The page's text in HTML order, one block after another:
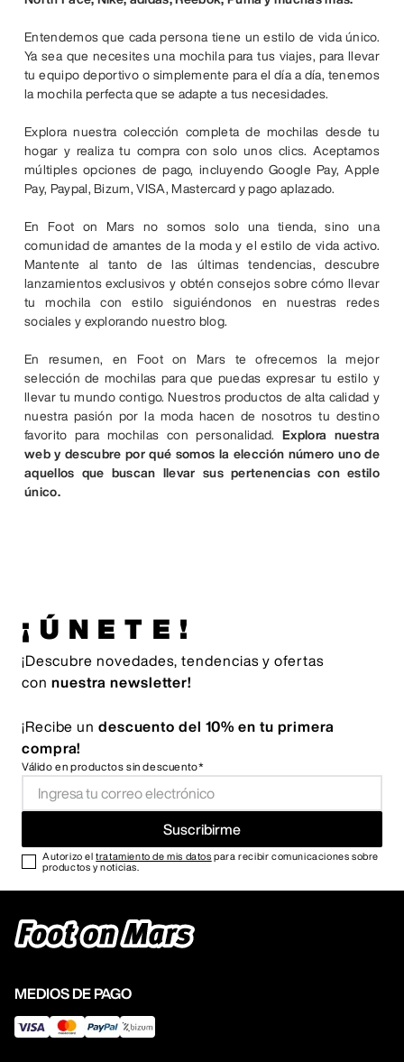
Entendemos que cada persona tiene un estilo de vida único.
Ya sea que necesites una mochila para tus viajes, para llevar
tu equipo deportivo o simplemente para el día a día, tenemos
la mochila perfecta que se adapte a tus necesidades.
Explora nuestra colección completa de mochilas desde tu
hogar y realiza tu compra con solo unos clics. Aceptamos
múltiples opciones de pago, incluyendo Google Pay, Apple
Pay, Paypal, Bizum, VISA, Mastercard y pago aplazado.
En Foot on Mars no somos solo una tienda, sino una
comunidad de amantes de la moda y el estilo de vida activo.
Mantente al tanto de las últimas tendencias, descubre
lanzamientos exclusivos y obtén consejos sobre cómo llevar
tu mochila con estilo siguiéndonos en nuestras redes
sociales y explorando nuestro blog.
En resumen, en Foot on Mars te ofrecemos la mejor
selección de mochilas para que puedas expresar tu estilo y
llevar tu mundo contigo. Nuestros productos de alta calidad y
nuestra pasión por la moda hacen de nosotros tu destino
favorito para mochilas con personalidad.
Explora nuestra
web y descubre por qué somos la elección número uno de
aquellos que buscan llevar sus pertenencias con estilo
único.
¡ÚNETE!
¡Descubre novedades, tendencias y ofertas
con nuestra newsletter!
¡Recibe un descuento del 10% en tu primera
compra!
Válido en productos sin descuento*
Suscribirme
Autorizo eltratamiento de mis datos para recibir comunicaciones sobre
productos y noticias.
MEDIOS DE PAGO